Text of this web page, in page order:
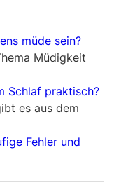
müde sein?
Müdigkeit
Schlaf praktisch?
es aus dem
Fehler und